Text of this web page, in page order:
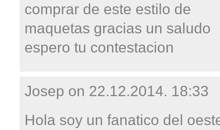
comprar de este estilo de
maquetas gracias un saludo
espero tu contestacion
Josep on 22.12.2014. 18:33
Hola soy un fanatico del